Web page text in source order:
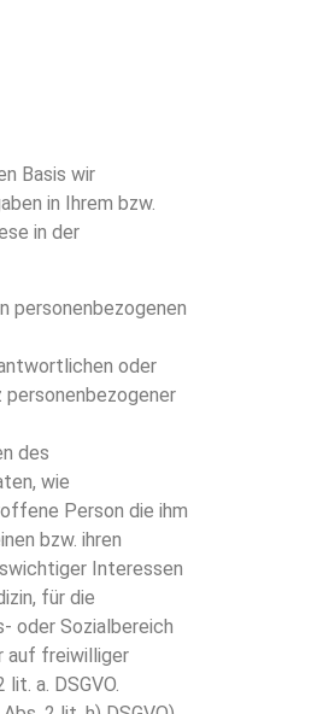
Basis wir
in Ihrem bzw.
in der
personenbezogenen
oder
des
wie
Person die ihm
bzw. ihren
Interessen
für die
oder Sozialbereich
auf freiwilliger
a. DSGVO.